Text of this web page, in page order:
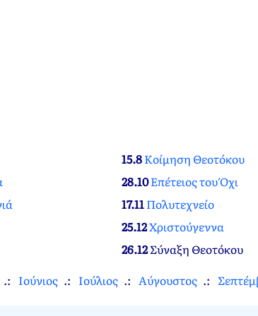
15.8Κοίμηση Θεοτόκου
28.10Επέτειος του Όχι
17.11Πολυτεχνείο
25.12Χριστούγεννα
26.12Σύναξη Θεοτόκου
Ιούνιος Ιούλιος Αύγουστος